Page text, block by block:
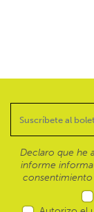
Declaro que he
informe
consentimiento